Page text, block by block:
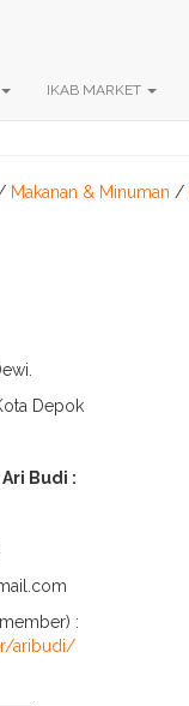
IKAB MARKET
Makanan & Minuman /
Depok
Budi :
:
aribudi/